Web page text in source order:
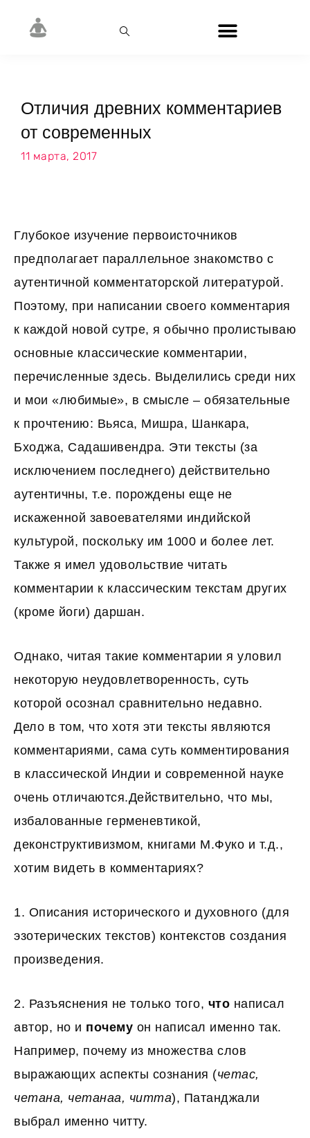
Отличия древних комментариев
от современных
11 марта, 2017
Глубокое изучение первоисточников
предполагает параллельное знакомство с
аутентичной комментаторской литературой.
Поэтому, при написании своего комментария
к каждой новой сутре, я обычно пролистываю
основные классические комментарии,
перечисленные здесь. Выделились среди них
и мои «любимые», в смысле – обязательные
к прочтению: Вьяса, Мишра, Шанкара,
Бходжа, Садашивендра. Эти тексты (за
исключением последнего) действительно
аутентичны, т.е. порождены еще не
искаженной завоевателями индийской
культурой, поскольку им 1000 и более лет.
Также я имел удовольствие читать
комментарии к классическим текстам других
(кроме йоги) даршан.
Однако, читая такие комментарии я уловил
некоторую неудовлетворенность, суть
которой осознал сравнительно недавно.
Дело в том, что хотя эти тексты являются
комментариями, сама суть комментирования
в классической Индии и современной науке
очень отличаются.Действительно, что мы,
избалованные герменевтикой,
деконструктивизмом, книгами М.Фуко и т.д.,
хотим видеть в комментариях?
1. Описания исторического и духовного (для
эзотерических текстов) контекстов создания
произведения.
2. Разъяснения не только того, что написал
автор, но и почему он написал именно так.
Например, почему из множества слов
выражающих аспекты сознания (четас,
четана, четанаа, читта), Патанджали
выбрал именно читту.